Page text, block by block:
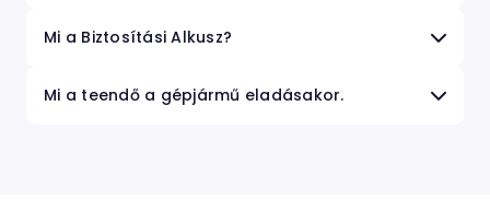
Mi a Biztosítási Alkusz?
Mi a teendő a gépjármű eladásakor.